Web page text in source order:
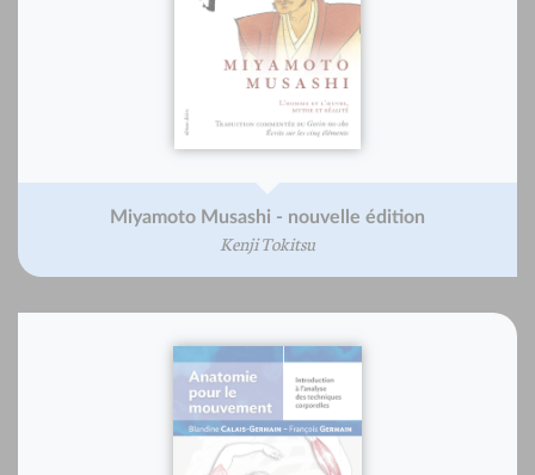
Miyamoto Musashi - nouvelle édition
Kenji Tokitsu